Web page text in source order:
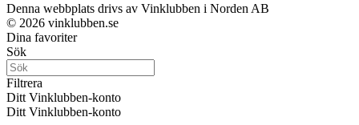
Denna webbplats drivs av Vinklubben i Norden AB
© 2026 vinklubben.se
Dina favoriter
Sök
Filtrera
Ditt Vinklubben-konto
Ditt Vinklubben-konto